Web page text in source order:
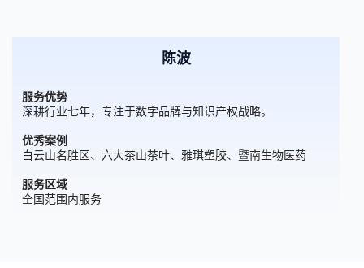
陈波
服务优势
深耕行业七年，专注于数字品牌与知识产权战略。
优秀案例
白云山名胜区、六大茶山茶叶、雅琪塑胶、暨南生物医药
服务区域
全国范围内服务